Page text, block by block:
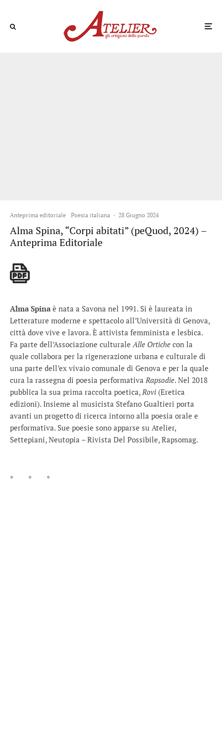
Anteprima editoriale Poesia italiana · 28 Giugno 2024
Alma Spina, “Corpi abitati” (peQuod, 2024) –
Anteprima Editoriale
Alma Spina è nata a Savona nel 1991. Si è laureata in
Letterature moderne e spettacolo all’Università di Genova,
città dove vive e lavora. È attivista femminista e lesbica.
Fa parte dell’Associazione culturaleAlle Ortiche con la
quale collabora per la rigenerazione urbana e culturale di
una parte dell’ex vivaio comunale di Genova e per la quale
cura la rassegna di poesia performativa Rapsodie. Nel 2018
pubblica la sua prima raccolta poetica,Rovi (Eretica
edizioni). Insieme al musicista Stefano Gualtieri porta
avanti un progetto di ricerca intorno alla poesia orale e
performativa. Sue poesie sono apparse su Atelier,
Settepiani, Neutopia – Rivista Del Possibile, Rapsomag.
* * *